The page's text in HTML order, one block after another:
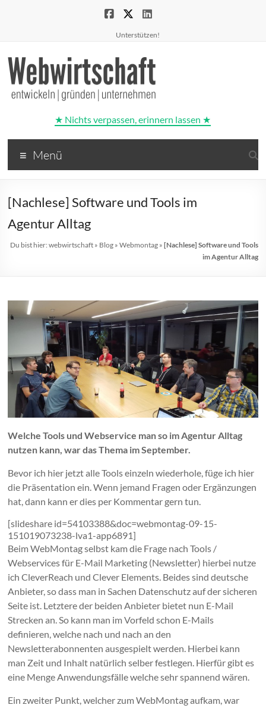
Unterstützen!
Webwirtschaft
|
unternehmen
★ Nichts verpassen, erinnern lassen ★
Menü
[Nachlese] Software und Tools im
Agentur Alltag
Du bist hier: webwirtschaft» Blog» Webmontag» [Nachlese] Software und Tools
im Agentur Alltag
Welche Tools und Webservice man so im Agentur Alltag
nutzen kann, war das Thema im September.
Bevor ich hier jetzt alle Tools einzeln wiederhole, füge ich hier
die Präsentation ein. Wenn jemand Fragen oder Ergänzungen
hat, dann kann er dies per Kommentar gern tun.
[slideshare id=54103388&doc=webmontag-09-15-
151019073238-lva1-app6891]
Beim WebMontag selbst kam die Frage nach Tools /
Webservices für E-Mail Marketing (Newsletter) hierbei nutze
ich CleverReach und Clever Elements. Beides sind deutsche
Anbieter, so dass man in Sachen Datenschutz auf der sicheren
Seite ist. Letztere der beiden Anbieter bietet nun E-Mail
Strecken an. So kann man im Vorfeld schon E-Mails
definieren, welche nach und nach an den
Newsletterabonnenten ausgespielt werden. Hierbei kann
man Zeit und Inhalt natürlich selber festlegen. Hierfür gibt es
eine Menge Anwendungsfälle welche sehr spannend wären.
Ein zweiter Punkt, welcher zum WebMontag aufkam, war